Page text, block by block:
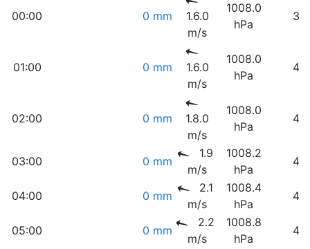
00:00 0 mm
1.6.0
m/s
1008.0
hPa
01:00 0 mm
1.6.0
m/s
1008.0
hPa
02:00 0 mm
1.8.0
m/s
1008.0
hPa
03:00 0 mm
1.9
m/s
1008.2
hPa
04:00 0 mm
2.1
m/s
1008.4
hPa
05:00 0 mm
2.2
m/s
1008.8
hPa